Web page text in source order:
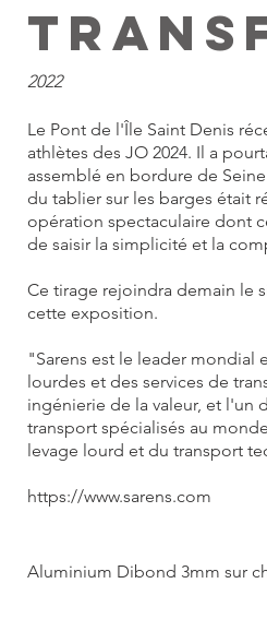
2022
Le Pont de l'Île Saint Denis
athlètes des JO 2024. Il a
assemblé en bordure de
du tablier sur les barges était
opération spectaculaire dont
de saisir la simplicité et la
Ce tirage rejoindra demain le
cette exposition.
"Sarens est le leader mondial
lourdes et des services de
ingénierie de la valeur, et l'un
transport spécialisés au
levage lourd et du transport
https://www.sarens.com
Aluminium Dibond 3mm sur